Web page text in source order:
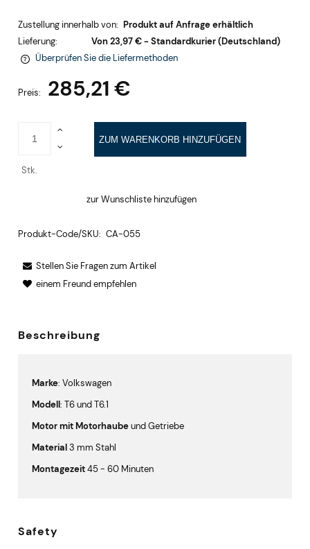
Zustellung innerhalb von: Produkt auf Anfrage erhältlich
Lieferung:
Von 23,97 € - Standardkurier (Deutschland)
Überprüfen Sie die Liefermethoden
Preis: 285,21 €
Stk.
ZUM WARENKORB HINZUFÜGEN
zur Wunschliste hinzufügen
Produkt-Code/SKU: CA-055
Stellen Sie Fragen zum Artikel
einem Freund empfehlen
Beschreibung
Marke: Volkswagen
Modell: T6 und T6.1
Motor mit Motorhaubeund Getriebe
Material3 mm Stahl
Montagezeit45 - 60 Minuten
Safety